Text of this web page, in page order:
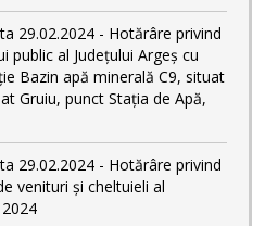
29.02.2024 - Hotărâre privind
public al Judeţului Argeş cu
Bazin apă minerală C9, situat
Gruiu, punct Stația de Apă,
29.02.2024 - Hotărâre privind
venituri și cheltuieli al